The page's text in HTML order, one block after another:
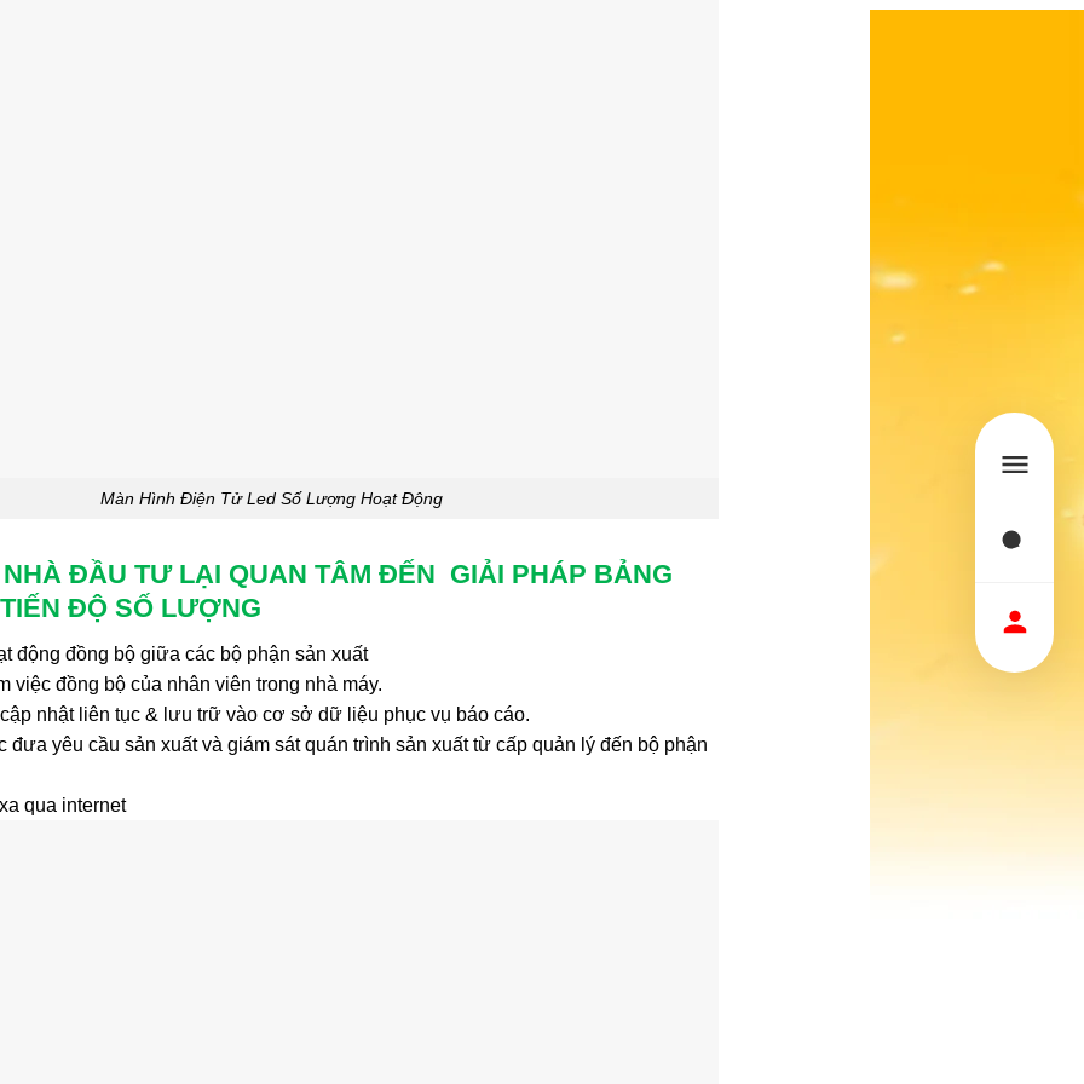
Màn Hình Điện Tử Led Số Lượng Hoạt Động
ĐẦU TƯ LẠI QUAN TÂM ĐẾN GIẢI PHÁP BẢNG
ĐỘ SỐ LƯỢNG
động đồng bộ giữa các bộ phận sản xuất
việc đồng bộ của nhân viên trong nhà máy.
nhật liên tục & lưu trữ vào cơ sở dữ liệu phục vụ báo cáo.
đưa yêu cầu sản xuất và giám sát quán trình sản xuất từ cấp quản lý đến bộ phận
qua internet